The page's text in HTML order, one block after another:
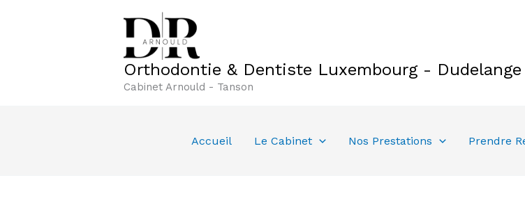
Orthodontie & Dentiste Luxembourg - Dudelange
Cabinet Arnould - Tanson
Accueil Le Cabinet Nos Prestations Prendre